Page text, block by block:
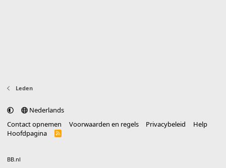
Leden
Nederlands
Contact opnemen
Voorwaarden en regels Privacybeleid
Help
Hoofdpagina
R
BB.nl